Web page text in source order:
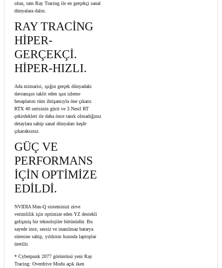
olun, tam Ray Tracing ile en gerçekçi sanal
dünyalara dalın.
RAY TRACİNG
HİPER-
GERÇEKÇİ.
HİPER-HIZLI.
Ada mimarisi, ışığın gerçek dünyadaki
davranışın taklit eden ışın izleme
hesaplarını tüm ihtişamıyla öne çıkarır.
RTX 40 serisinin gücü ve 3.Nesil RT
çekirdekleri ile daha önce tanık olmadığınız
detaylara sahip sanal dünyaları keşfe
çıkacaksınız.
GÜÇ VE
PERFORMANS
İÇİN OPTİMİZE
EDİLDİ.
NVIDIA Max-Q sisteminizi zirve
verimlilik için optimize eden YZ destekli
gelişmiş bir teknolojiler bütünüdür. Bu
sayede ince, sessiz ve inanılmaz batarya
süresine sahip, yıldırım hızında laptoplar
üretilir.
* Cyberpunk 2077 görüntüsü yeni Ray
Tracing: Overdrive Modu açık iken